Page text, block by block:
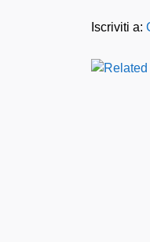
Iscriviti a: